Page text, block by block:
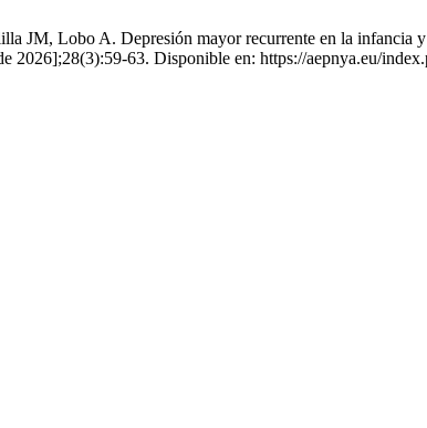
JM, Lobo A. Depresión mayor recurrente en la
2026];28(3):59-63. Disponible en: https://aepnya.eu/